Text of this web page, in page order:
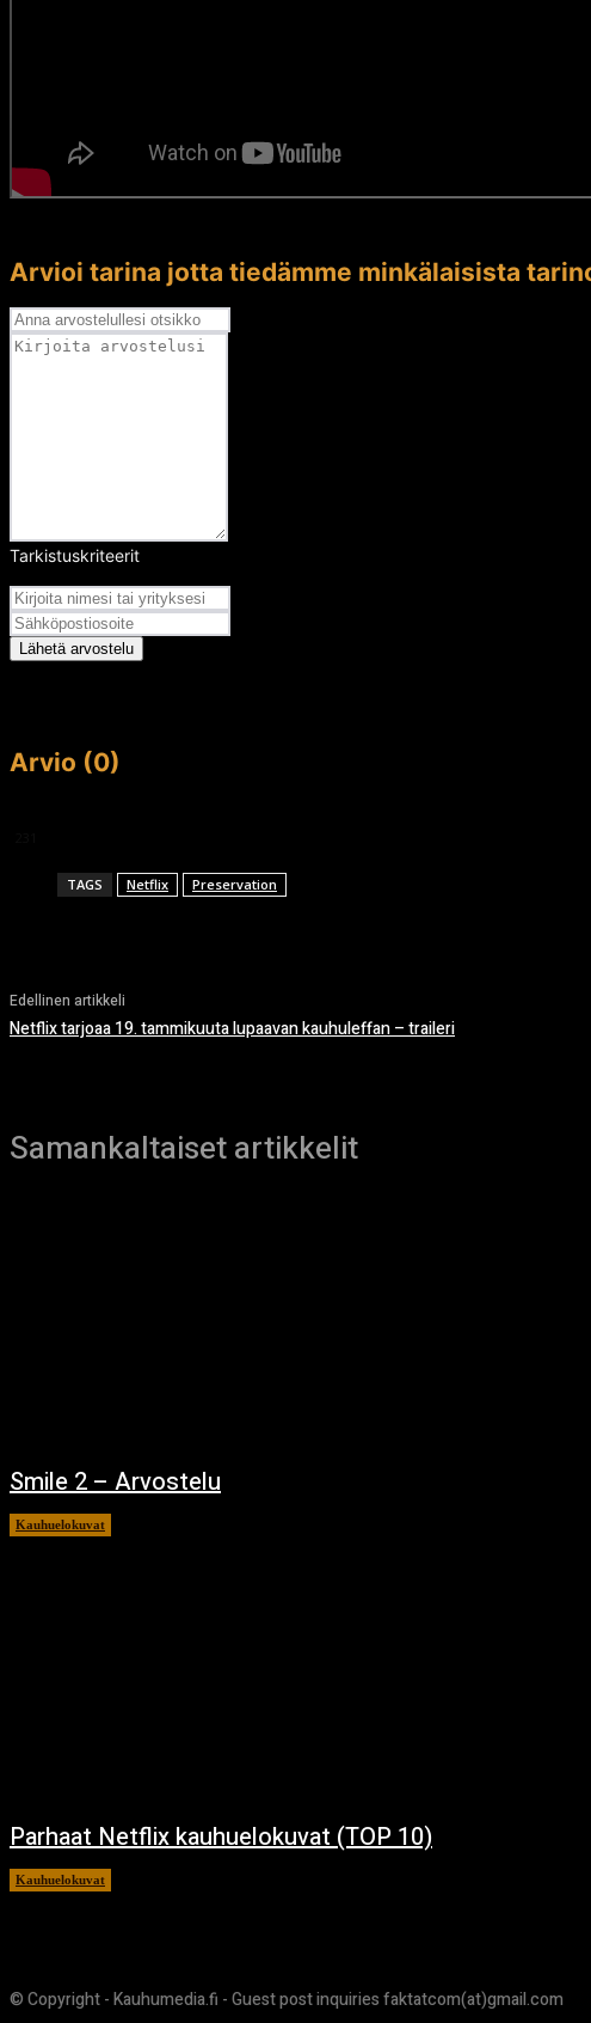
Arvioi tarina jotta tiedämme minkälaisista
Tarkistuskriteerit
Lähetä arvostelu
Arvio (0)
TAGS Netflix Preservation
Edellinen artikkeli
Netflix tarjoaa 19. tammikuuta lupaavan kauhuleffan – traileri
Samankaltaiset artikkelit
Smile 2 – Arvostelu
Kauhuelokuvat
Parhaat Netflix kauhuelokuvat (TOP 10)
Kauhuelokuvat
© Copyright - Kauhumedia.fi - Guest post inquiries faktatcom(at)gmail.com